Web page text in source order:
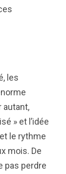
les
autant,
» et l’idée
le rythme
mois. De
pas perdre